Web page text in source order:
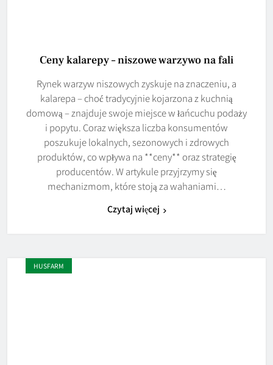
Ceny kalarepy – niszowe warzywo na fali
Rynek warzyw niszowych zyskuje na znaczeniu, a
kalarepa – choć tradycyjnie kojarzona z kuchnią
domową – znajduje swoje miejsce w łańcuchu podaży
i popytu. Coraz większa liczba konsumentów
poszukuje lokalnych, sezonowych i zdrowych
produktów, co wpływa na **ceny** oraz strategię
producentów. W artykule przyjrzymy się
mechanizmom, które stoją za wahaniami…
Czytaj więcej
HUSFARM